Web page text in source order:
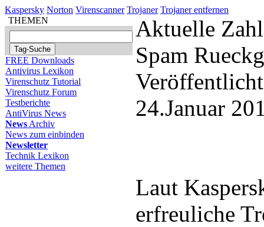
Kaspersky Norton Virenscanner Trojaner Trojaner entfernen
THEMEN
FREE Downloads
Antivirus Lexikon
Virenschutz Tutorial
Virenschutz Forum
Testberichte
AntiVirus News
News Archiv
News zum einbinden
Newsletter
Technik Lexikon
weitere Themen
Aktuelle
Spam
24.Januar
Laut
erfreuliche